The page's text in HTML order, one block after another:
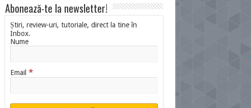
Abonează-te la newsletter!
Știri, review-uri, tutoriale, direct la tine în
Inbox.
Nume
Email *